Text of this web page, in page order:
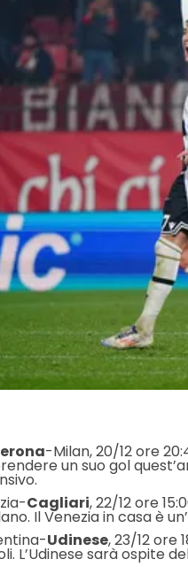
-Milan, 20/12 ore
un suo gol
Cagliari, 22/12 ore
Il Venezia in casa è
Udinese, 23/12 ore
L’Udinese sarà ospite